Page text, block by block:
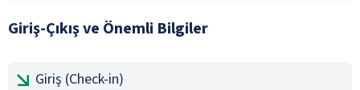
Giriş-Çıkış ve Önemli Bilgiler
Giriş (Check-in)